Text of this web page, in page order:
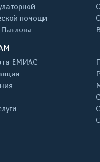
помощи
ЕМИАС